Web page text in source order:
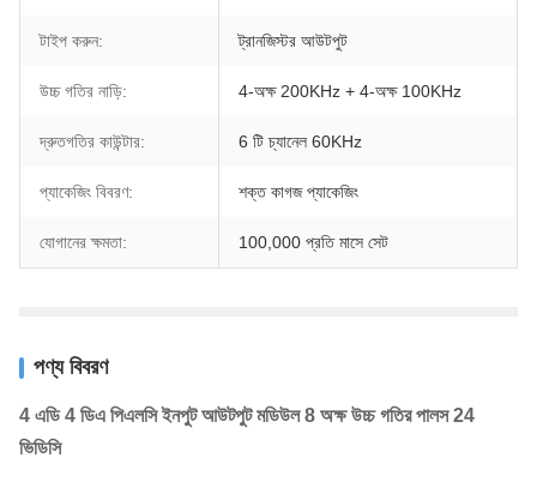
টাইপ করুন: ট্রানজিস্টর আউটপুট
উচ্চ গতির নাড়ি: 4-অক্ষ 200KHz + 4-অক্ষ 100KHz
দ্রুতগতির কাউন্টার: 6 টি চ্যানেল 60KHz
প্যাকেজিং বিবরণ: শক্ত কাগজ প্যাকেজিং
যোগানের ক্ষমতা: 100,000 প্রতি মাসে সেট
পণ্য বিবরণ
4 এডি 4 ডিএ পিএলসি ইনপুট আউটপুট মডিউল 8 অক্ষ উচ্চ গতির পালস 24
ভিডিসি